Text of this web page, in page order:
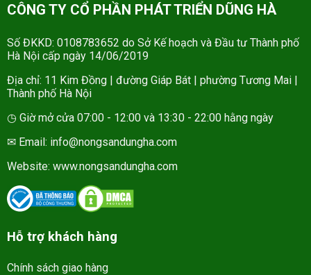
CÔNG TY CỔ PHẦN PHÁT TRIỂN DŨNG HÀ
Số ĐKKD: 0108783652 do Sở Kế hoạch và Đầu tư Thành phố
Hà Nội cấp ngày 14/06/2019
Địa chỉ: 11 Kim Đồng | đường Giáp Bát | phường Tương Mai |
Thành phố Hà Nội
◷ Giờ mở cửa 07:00 - 12:00 và 13:30 - 22:00 hằng ngày
✉ Email: info@nongsandungha.com
Website: www.nongsandungha.com
Hỗ trợ khách hàng
Chính sách giao hàng